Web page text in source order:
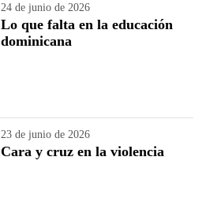
24 de junio de 2026
Lo que falta en la educación
dominicana
23 de junio de 2026
Cara y cruz en la violencia